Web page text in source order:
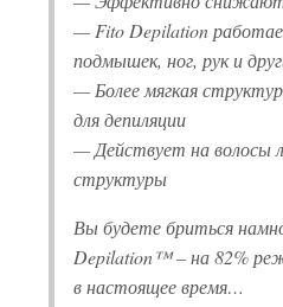
— Fito Depilation
подмышек, ног, рук и
— Более мягкая
для депиляции
— Действует на волосы
структуры
Вы будете бриться
Depilation™ – на 82%
в настоящее время…